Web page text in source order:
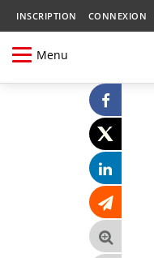
INSCRIPTION CONNEXION
Menu